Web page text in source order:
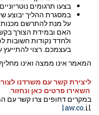
בצעו תרגומים
במסגרת ההליך יבוצע
על מנת להתרשם
האם ובמידת הצורך
ולחדד נקודות חשובות
בעצמכם. רצוי
המאמר אינו ממצה ואינו
ליצירת קשר עם משרדנו לצורך
השאירו פרטים כאן ונחזור.
במקרים דחופים צרו קשר עם המשרד 04-
law.co.il